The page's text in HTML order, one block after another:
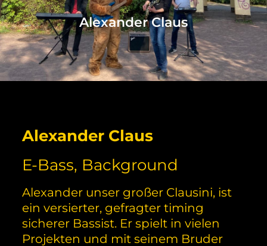
Alexander Claus
Alexander Claus
E-Bass, Background
Alexander unser großer Clausini, ist
ein versierter, gefragter timing
sicherer Bassist. Er spielt in vielen
Projekten und mit seinem Bruder